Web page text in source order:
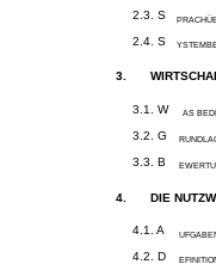
2.3. S
2.4. S
3.
3.1. W AS
3.2. G
3.3. B
4. DIE
4.1. A
4.2. D